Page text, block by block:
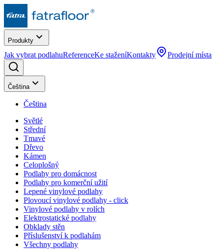
Produkty
Jak vybrat podlahuReferenceKe staženíKontakty Prodejní místa
Čeština
Čeština
Světlé
Střední
Tmavé
Dřevo
Kámen
Celoplošný
Podlahy pro domácnost
Podlahy pro komerční užití
Lepené vinylové podlahy
Plovoucí vinylové podlahy - click
Vinylové podlahy v rolích
Elektrostatické podlahy
Obklady stěn
Příslušenství k podlahám
Všechny podlahy